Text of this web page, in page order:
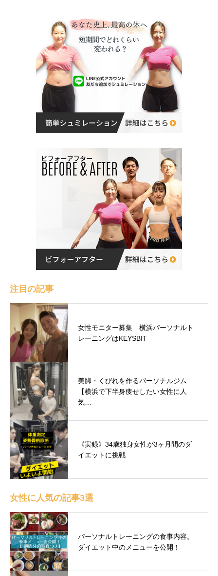
注目の記事
女性モニター募集 横浜パーソナルト
レーニングはKEYSBIT
美脚・くびれを作るパーソナルジム
【横浜で下半身痩せしたい女性に人
気…
《実録》34歳独身女性が3ヶ月間のダ
イエットに挑戦
女性に人気の記事3選
パーソナルトレーニングの食事内容。
ダイエット中のメニューを公開！